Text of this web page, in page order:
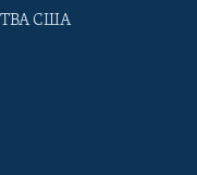
США